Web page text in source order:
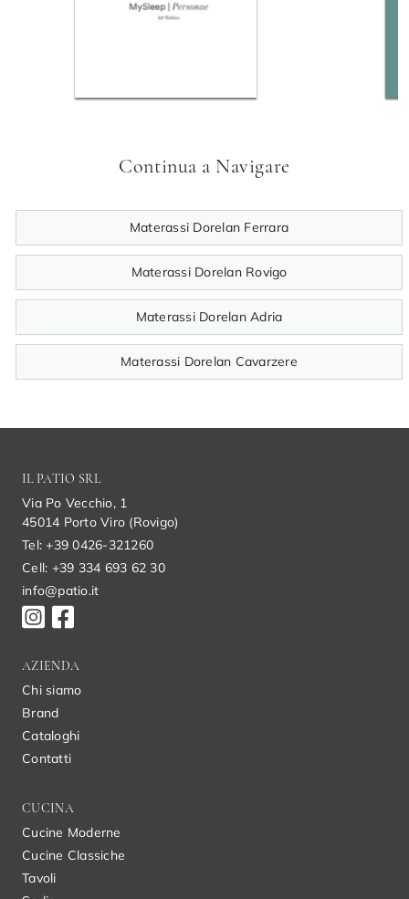
Continua a Navigare
Materassi Dorelan Ferrara
Materassi Dorelan Rovigo
Materassi Dorelan Adria
Materassi Dorelan Cavarzere
IL PATIO SRL
Via Po Vecchio, 1
45014 Porto Viro (Rovigo)
Tel: +39 0426-321260
Cell: +39 334 693 62 30
info@patio.it
AZIENDA
Chi siamo
Brand
Cataloghi
Contatti
CUCINA
Cucine Moderne
Cucine Classiche
Tavoli